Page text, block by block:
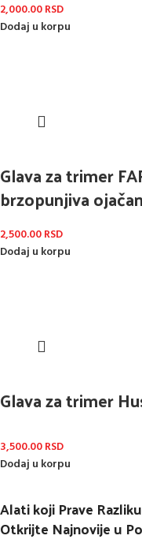
2,000.00RSD
Dodaj u korpu
Glava za trimer
brzopunjiva
2,500.00RSD
Dodaj u korpu
Glava za trimer
3,500.00RSD
Dodaj u korpu
Alati koji Prave
Otkrijte Najnovije u